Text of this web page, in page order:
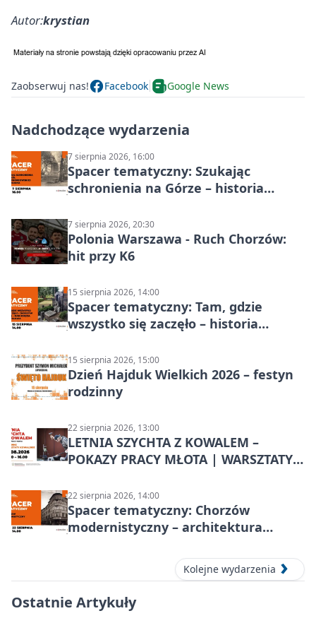
Autor:krystian
Zaobserwuj nas! Facebook Google News
Nadchodzące wydarzenia
7 sierpnia 2026, 16:00
Spacer tematyczny: Szukając
schronienia na Górze – historia
7 sierpnia 2026, 20:30
Polonia Warszawa - Ruch Chorzów:
hit przy K6
15 sierpnia 2026, 14:00
Spacer tematyczny: Tam, gdzie
wszystko się zaczęło – historia
15 sierpnia 2026, 15:00
Dzień Hajduk Wielkich 2026 – festyn
rodzinny
22 sierpnia 2026, 13:00
LETNIA SZYCHTA Z KOWALEM –
POKAZY PRACY MŁOTA | WARSZTATY
22 sierpnia 2026, 14:00
Spacer tematyczny: Chorzów
modernistyczny – architektura
Kolejne wydarzenia
Ostatnie Artykuły